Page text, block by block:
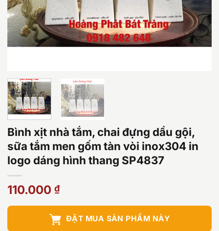
Bình xịt nhà tắm, chai đựng dầu gội,
sữa tắm men gốm tàn vòi inox304 in
logo dáng hình thang SP4837
110.000 ₫
ĐẶT MUA SẢN PHẨM NÀY